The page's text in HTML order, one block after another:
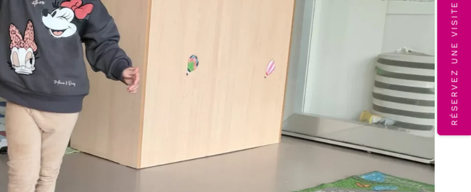
RÉSERVEZ UNE VISITE